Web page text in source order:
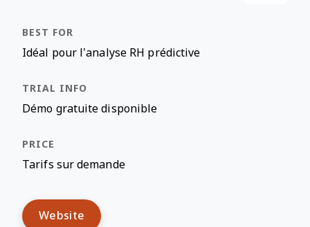
Idéal pour l’analyse RH prédictive
Démo gratuite disponible
Tarifs sur demande
Website